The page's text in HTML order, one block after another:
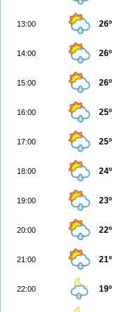
13:00 26º
14:00 26º
15:00 26º
16:00 25º
17:00 25º
18:00 24º
19:00 23º
20:00 22º
21:00 21º
22:00 19º